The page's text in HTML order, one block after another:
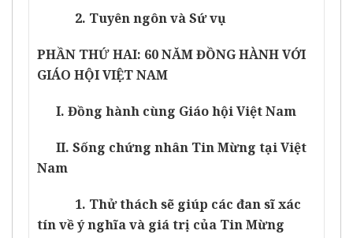
2. Tuyên ngôn và Sứ vụ
PHẦN THỨ HAI: 60 NĂM ĐỒNG HÀNH VỚI
GIÁO HỘI VIỆT NAM
I. Đồng hành cùng Giáo hội Việt Nam
II. Sống chứng nhân Tin Mừng tại Việt
Nam
1. Thử thách sẽ giúp các đan sĩ xác
tín về ý nghĩa và giá trị của Tin Mừng